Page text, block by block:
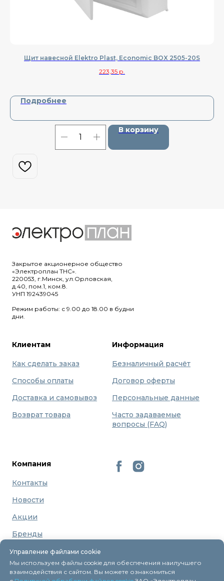
Щит навесной Elektro Plast, Economic BOX 2505-20S
223,35 р.
Подробнее
В корзину
Управление файлами cookie
Мы используем файлы cookie для обеспечения наилучшего
взаимодействия с сайтом. Вы можете ознакомиться
Закрытое акционерное общество
«Электроплан ТНС».
220053, г.Минск, ул.Орловская,
д.40, пом.1, ком.8.
УНП 192439045
Режим работы: с 9.00 до 18.00 в будни
дни.
Клиентам
Как сделать заказ
Способы оплаты
Доставка и самовывоз
Возврат товара
Информация
Безналичный расчёт
Договор оферты
Персональные данные
Часто задаваемые
вопросы (FAQ)
Компания
Контакты
Новости
Акции
Бренды
О нас